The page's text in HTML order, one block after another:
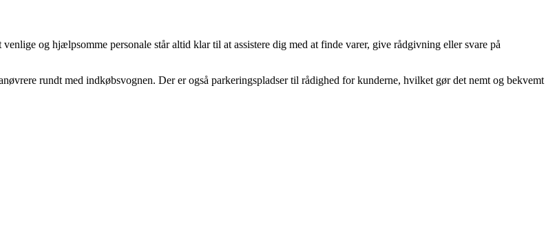
og hjælpsomme personale står altid klar til at assistere dig med at finde varer, give rådgivning eller svare på
rundt med indkøbsvognen. Der er også parkeringspladser til rådighed for kunderne, hvilket gør det nemt og bekvemt